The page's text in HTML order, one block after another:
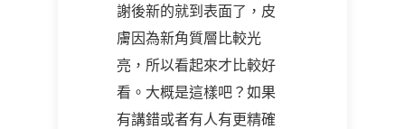
謝後新的就到表面了，皮
膚因為新角質層比較光
亮，所以看起來才比較好
看。大概是這樣吧？如果
有講錯或者有人有更精確